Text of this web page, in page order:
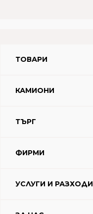
ТОВАРИ
КАМИОНИ
ТЪРГ
ФИРМИ
УСЛУГИ И РАЗХОДИ